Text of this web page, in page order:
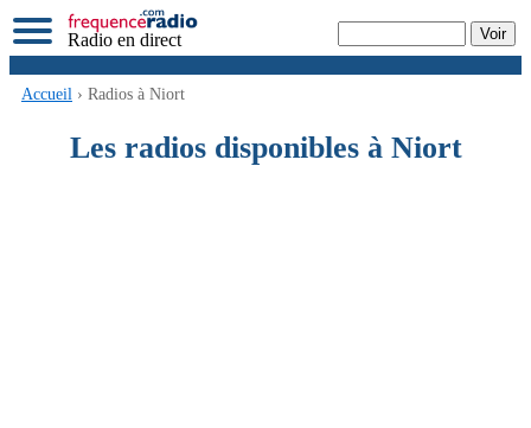
Radio en direct
Accueil › Radios à Niort
Les radios disponibles à Niort